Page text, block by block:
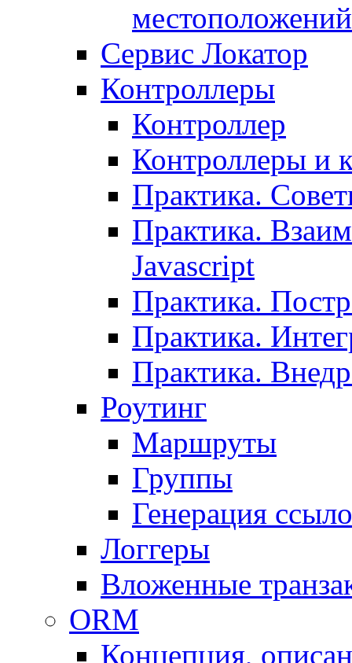
местоположений
Сервис Локатор
Контроллеры
Контроллер
Контроллеры и
Практика.
Практика.
Javascript
Практика.
Практика.
Практика.
Роутинг
Маршруты
Группы
Генерация
Логгеры
Вложенные
ORM
Концепция,